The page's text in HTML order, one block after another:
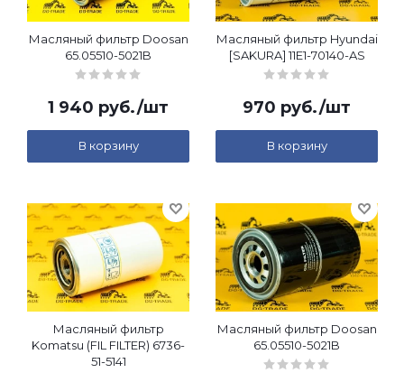
Масляный фильтр Doosan
65.05510-5021B
1 940 руб./шт
В корзину
Масляный фильтр Hyundai
[SAKURA] 11E1-70140-AS
970 руб./шт
В корзину
Масляный фильтр
Komatsu (FIL FILTER) 6736-
51-5141
Масляный фильтр Doosan
65.05510-5021B